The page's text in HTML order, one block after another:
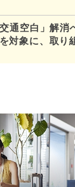
通空白」解消
対象に、取り